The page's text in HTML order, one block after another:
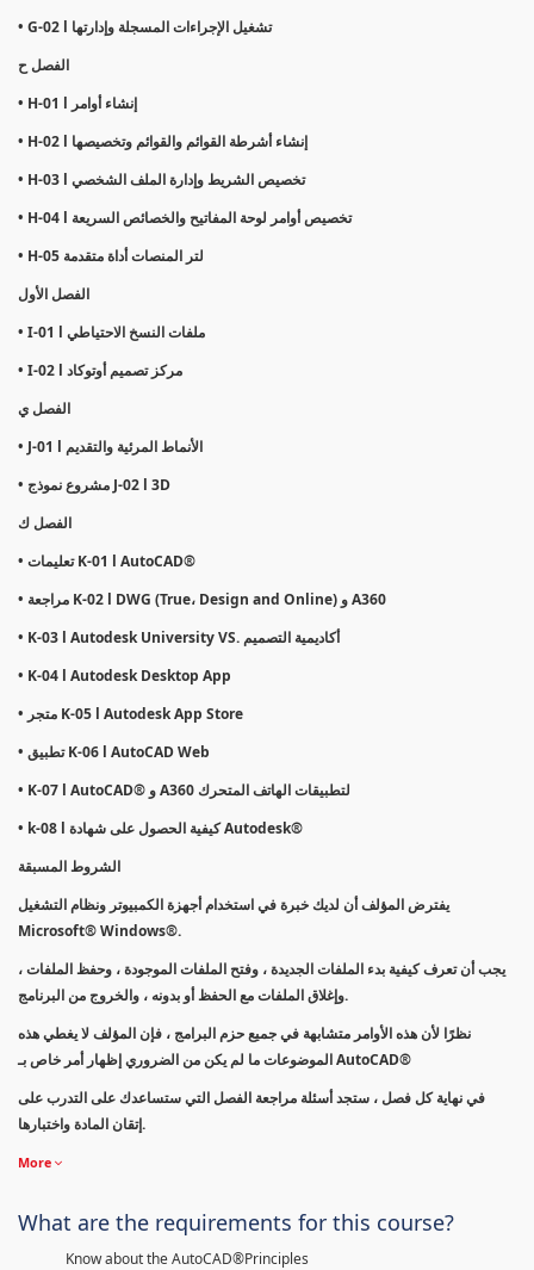
• G-02 l تشغيل الإجراءات المسجلة وإدارتها
الفصل ح
• H-01 l إنشاء أوامر
• H-02 l إنشاء أشرطة القوائم والقوائم وتخصيصها
• H-03 l تخصيص الشريط وإدارة الملف الشخصي
• H-04 l تخصيص أوامر لوحة المفاتيح والخصائص السريعة
• H-05 لتر المنصات أداة متقدمة
الفصل الأول
• I-01 l ملفات النسخ الاحتياطي
• I-02 l مركز تصميم أوتوكاد
الفصل ي
• J-01 l الأنماط المرئية والتقديم
• مشروع نموذج J-02 l 3D
الفصل ك
• تعليمات K-01 l AutoCAD®
• مراجعة K-02 l DWG (True، Design and Online) و A360
• K-03 l Autodesk University VS. أكاديمية التصميم
• K-04 l Autodesk Desktop App
• متجر K-05 l Autodesk App Store
• تطبيق K-06 l AutoCAD Web
• K-07 l AutoCAD® و A360 لتطبيقات الهاتف المتحرك
• k-08 l كيفية الحصول على شهادة Autodesk®
الشروط المسبقة
يفترض المؤلف أن لديك خبرة في استخدام أجهزة الكمبيوتر ونظام التشغيل
Microsoft® Windows®.
يجب أن تعرف كيفية بدء الملفات الجديدة ، وفتح الملفات الموجودة ، وحفظ الملفات ،
وإغلاق الملفات مع الحفظ أو بدونه ، والخروج من البرنامج.
نظرًا لأن هذه الأوامر متشابهة في جميع حزم البرامج ، فإن المؤلف لا يغطي هذه
الموضوعات ما لم يكن من الضروري إظهار أمر خاص بـ AutoCAD®
في نهاية كل فصل ، ستجد أسئلة مراجعة الفصل التي ستساعدك على التدرب على
إتقان المادة واختبارها.
More
What are the requirements for this course?
Know about the AutoCAD®Principles